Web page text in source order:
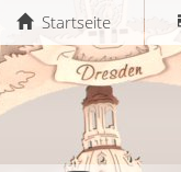
Startseite